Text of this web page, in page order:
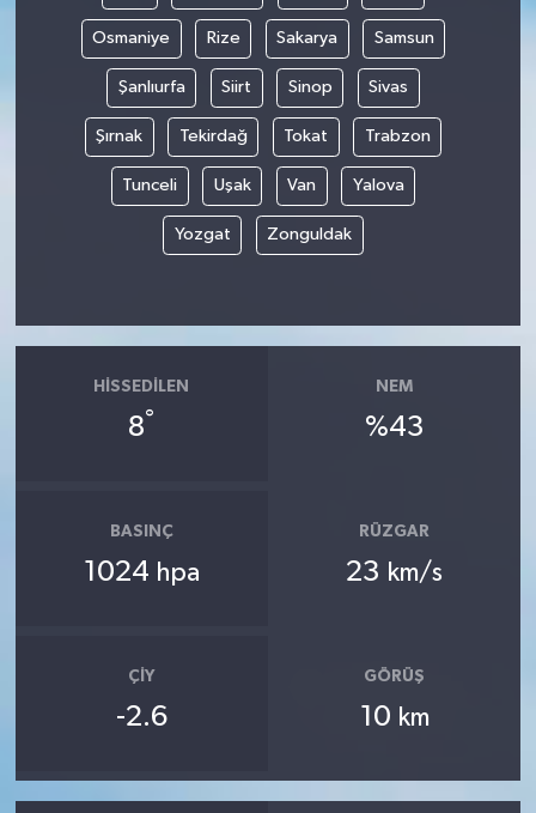
Osmaniye Rize Sakarya Samsun
Şanlıurfa Siirt Sinop Sivas
Şırnak Tekirdağ Tokat Trabzon
Tunceli Uşak Van Yalova
Yozgat Zonguldak
HISSEDILEN
8°
NEM
%43
BASINÇ
1024 hpa
RÜZGAR
23 km/s
ÇIY
-2.6
GÖRÜŞ
10 km